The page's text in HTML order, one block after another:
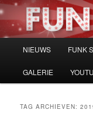
Spring
naar
Spring
naar
NIEUWS FUNK
GALERIE
TAG ARCHIEVEN: